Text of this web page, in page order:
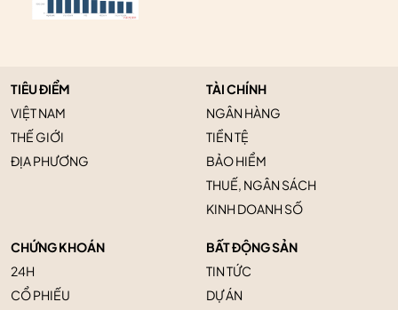
TIÊU ĐIỂM
VIỆT NAM
THẾ GIỚI
ĐỊA PHƯƠNG
TÀI CHÍNH
NGÂN HÀNG
TIỀN TỆ
BẢO HIỂM
THUẾ, NGÂN SÁCH
KINH DOANH SỐ
CHỨNG KHOÁN
24H
CỔ PHIẾU
BẤT ĐỘNG SẢN
TIN TỨC
DỰ ÁN